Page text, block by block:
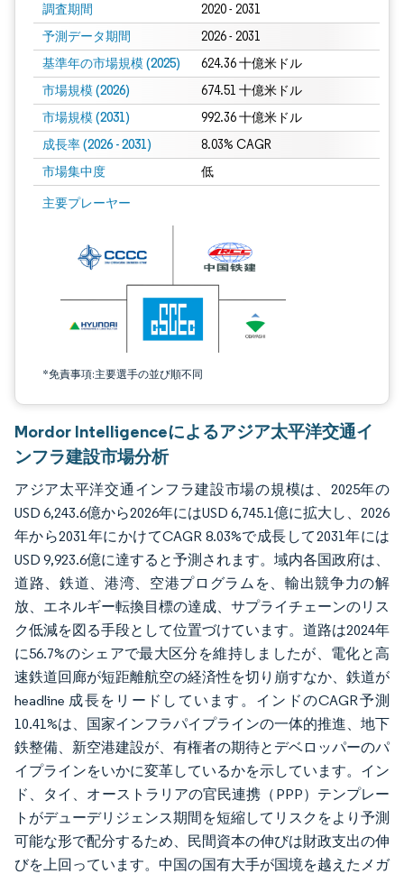
調査期間 2020 - 2031
予測データ期間 2026 - 2031
基準年の市場規模 (2025) 624.36 十億米ドル
市場規模 (2026) 674.51 十億米ドル
市場規模 (2031) 992.36 十億米ドル
成長率 (2026 - 2031) 8.03% CAGR
市場集中度 低
主要プレーヤー
*免責事項:主要選手の並び順不同
画像 © Mordor Intelligence。再利用にはCC BY 4.0の表示が必要です。
Mordor Intelligenceによるアジア太平洋交通イ
ンフラ建設市場分析
アジア太平洋交通インフラ建設市場の規模は、2025年の
USD 6,243.6億から2026年にはUSD 6,745.1億に拡大し、2026
年から2031年にかけてCAGR 8.03%で成長して2031年には
USD 9,923.6億に達すると予測されます。域内各国政府は、
道路、鉄道、港湾、空港プログラムを、輸出競争力の解
放、エネルギー転換目標の達成、サプライチェーンのリス
ク低減を図る手段として位置づけています。道路は2024年
に56.7%のシェアで最大区分を維持しましたが、電化と高
速鉄道回廊が短距離航空の経済性を切り崩すなか、鉄道が
headline 成長をリードしています。インドのCAGR予測
10.41%は、国家インフラパイプラインの一体的推進、地下
鉄整備、新空港建設が、有権者の期待とデベロッパーのパ
イプラインをいかに変革しているかを示しています。イン
ド、タイ、オーストラリアの官民連携（PPP）テンプレー
トがデューデリジェンス期間を短縮してリスクをより予測
可能な形で配分するため、民間資本の伸びは財政支出の伸
びを上回っています。中国の国有大手が国境を越えたメガ